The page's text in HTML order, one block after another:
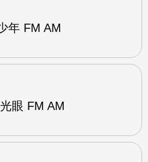
年 FM AM
眼 FM AM